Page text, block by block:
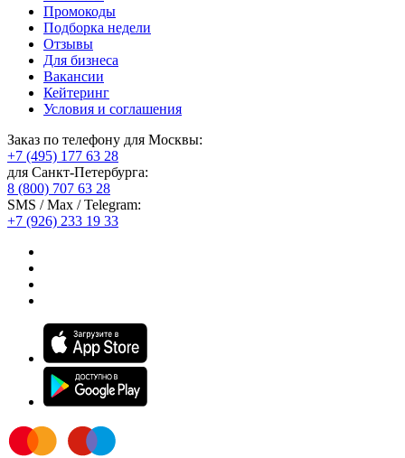
Промокоды
Подборка недели
Отзывы
Для бизнеса
Вакансии
Кейтеринг
Условия и соглашения
Заказ по телефону для Москвы:
+7 (495) 177 63 28
для Санкт-Петербурга:
8 (800) 707 63 28
SMS / Max / Telegram:
+7 (926) 233 19 33